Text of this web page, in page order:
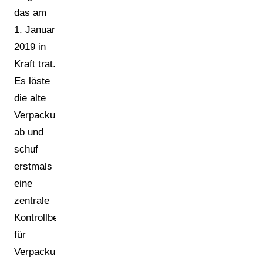
das am
1. Januar
2019 in
Kraft trat.
Es löste
die alte
Verpackungsverordnung
ab und
schuf
erstmals
eine
zentrale
Kontrollbehörde
für
Verpackungspflichten